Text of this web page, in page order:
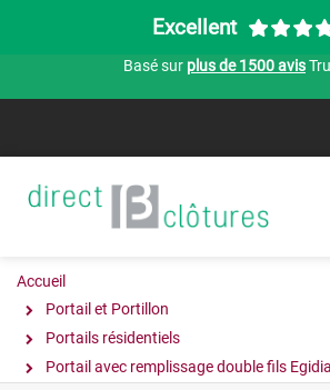
Excellent
Basé sur plus de 1500 avis
Accueil
Portail et Portillon
Portails résidentiels
Portail avec remplissage double fils